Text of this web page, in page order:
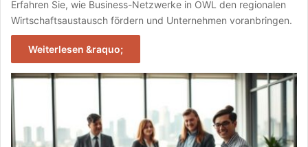
Erfahren Sie, wie Business-Netzwerke in OWL den regionalen
Wirtschaftsaustausch fördern und Unternehmen voranbringen.
Weiterlesen &raquo;